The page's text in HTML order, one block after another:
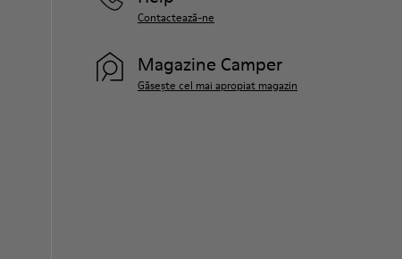
Contactează-ne
Magazine Camper
Găsește cel mai apropiat magazin